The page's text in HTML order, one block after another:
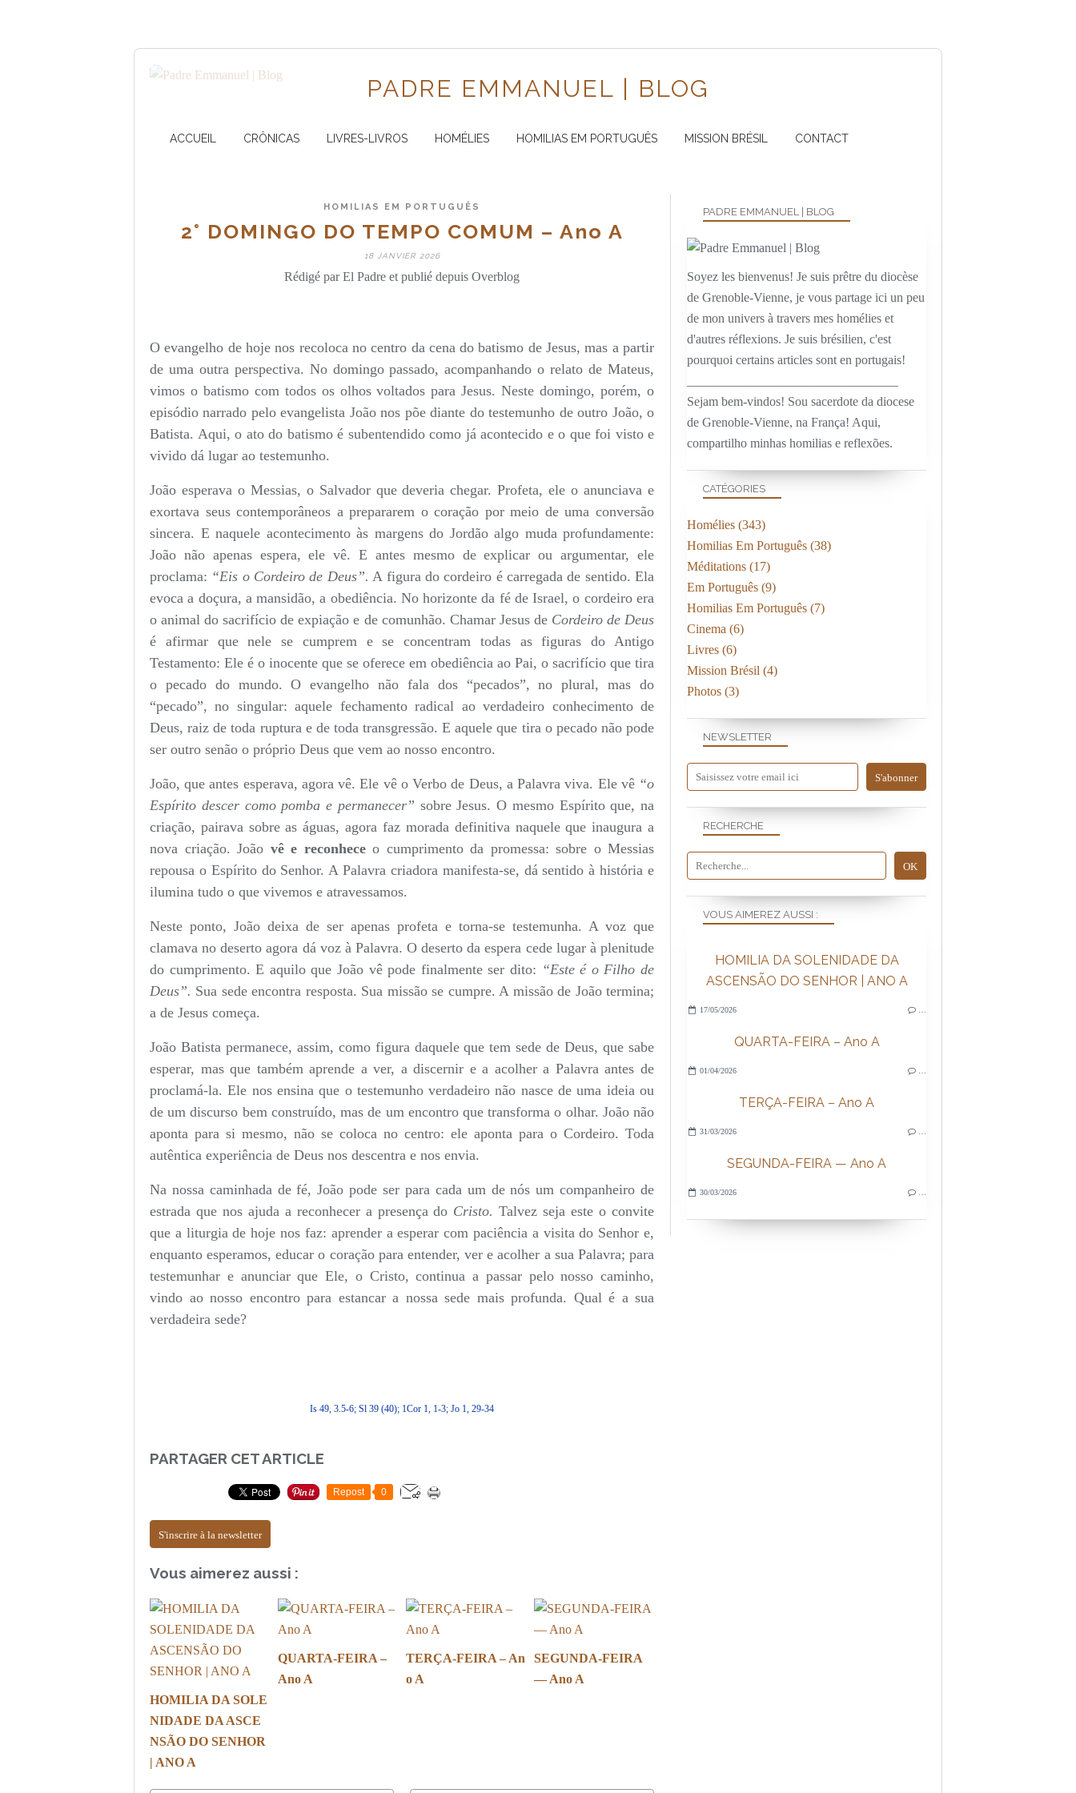
PADRE EMMANUEL | BLOG
ACCUEIL CRÔNICAS LIVRES-LIVROS HOMÉLIES HOMILIAS EM PORTUGUÊS MISSION BRÉSIL CONTACT
HOMILIAS EM PORTUGUÊS
2° DOMINGO DO TEMPO COMUM – Ano A
18 JANVIER 2026
Rédigé par El Padre et publié depuis Overblog
O evangelho de hoje nos recoloca no centro da cena do batismo de Jesus, mas a partir
de uma outra perspectiva. No domingo passado, acompanhando o relato de Mateus,
vimos o batismo com todos os olhos voltados para Jesus. Neste domingo, porém, o
episódio narrado pelo evangelista João nos põe diante do testemunho de outro João, o
Batista. Aqui, o ato do batismo é subentendido como já acontecido e o que foi visto e
vivido dá lugar ao testemunho.
João esperava o Messias, o Salvador que deveria chegar. Profeta, ele o anunciava e
exortava seus contemporâneos a prepararem o coração por meio de uma conversão
sincera. E naquele acontecimento às margens do Jordão algo muda profundamente:
João não apenas espera, ele vê. E antes mesmo de explicar ou argumentar, ele
proclama: “Eis o Cordeiro de Deus”. A figura do cordeiro é carregada de sentido. Ela
evoca a doçura, a mansidão, a obediência. No horizonte da fé de Israel, o cordeiro era
o animal do sacrifício de expiação e de comunhão. Chamar Jesus de Cordeiro de Deus
é afirmar que nele se cumprem e se concentram todas as figuras do Antigo
Testamento: Ele é o inocente que se oferece em obediência ao Pai, o sacrifício que tira
o pecado do mundo. O evangelho não fala dos “pecados”, no plural, mas do
“pecado”, no singular: aquele fechamento radical ao verdadeiro conhecimento de
Deus, raiz de toda ruptura e de toda transgressão. E aquele que tira o pecado não pode
ser outro senão o próprio Deus que vem ao nosso encontro.
João, que antes esperava, agora vê. Ele vê o Verbo de Deus, a Palavra viva. Ele vê “o
Espírito descer como pomba e permanecer” sobre Jesus. O mesmo Espírito que, na
criação, pairava sobre as águas, agora faz morada definitiva naquele que inaugura a
nova criação. João vê e reconheceo cumprimento da promessa: sobre o Messias
repousa o Espírito do Senhor. A Palavra criadora manifesta-se, dá sentido à história e
ilumina tudo o que vivemos e atravessamos.
Neste ponto, João deixa de ser apenas profeta e torna-se testemunha. A voz que
clamava no deserto agora dá voz à Palavra. O deserto da espera cede lugar à plenitude
do cumprimento. E aquilo que João vê pode finalmente ser dito: “Este é o Filho de
Deus”. Sua sede encontra resposta. Sua missão se cumpre. A missão de João termina;
a de Jesus começa.
João Batista permanece, assim, como figura daquele que tem sede de Deus, que sabe
esperar, mas que também aprende a ver, a discernir e a acolher a Palavra antes de
proclamá-la. Ele nos ensina que o testemunho verdadeiro não nasce de uma ideia ou
de um discurso bem construído, mas de um encontro que transforma o olhar. João não
aponta para si mesmo, não se coloca no centro: ele aponta para o Cordeiro. Toda
autêntica experiência de Deus nos descentra e nos envia.
Na nossa caminhada de fé, João pode ser para cada um de nós um companheiro de
estrada que nos ajuda a reconhecer a presença do Cristo.Talvez seja este o convite
que a liturgia de hoje nos faz: aprender a esperar com paciência a visita do Senhor e,
enquanto esperamos, educar o coração para entender, ver e acolher a sua Palavra; para
testemunhar e anunciar que Ele, o Cristo, continua a passar pelo nosso caminho,
vindo ao nosso encontro para estancar a nossa sede mais profunda. Qual é a sua
verdadeira sede?
Is 49, 3.5-6; Sl 39 (40); 1Cor 1, 1-3; Jo 1, 29-34
PARTAGER CET ARTICLE
Repost 0
S'inscrire à la newsletter
Vous aimerez aussi :
HOMILIA DA SOLE
NIDADE DA ASCE
NSÃO DO SENHOR
| ANO A
QUARTA-FEIRA –
Ano A
TERÇA-FEIRA – An
o A
SEGUNDA-FEIRA
— Ano A
NEWSLETTER
RECHERCHE
PADRE EMMANUEL | BLOG
Soyez les bienvenus! Je suis prêtre du diocèse
de Grenoble-Vienne, je vous partage ici un peu
de mon univers à travers mes homélies et
d'autres réflexions. Je suis brésilien, c'est
pourquoi certains articles sont en portugais!
Sejam bem-vindos! Sou sacerdote da diocese
de Grenoble-Vienne, na França! Aqui,
compartilho minhas homilias e reflexões.
VOUS AIMEREZ AUSSI :
HOMILIA DA SOLENIDADE DA
ASCENSÃO DO SENHOR | ANO A
17/05/2026
QUARTA-FEIRA – Ano A
01/04/2026
TERÇA-FEIRA – Ano A
31/03/2026
SEGUNDA-FEIRA — Ano A
30/03/2026
CATÉGORIES
Homélies (343)
Homilias Em Português (38)
Méditations (17)
Em Português (9)
Homilias Em Português (7)
Cinema (6)
Livres (6)
Mission Brésil (4)
Photos (3)